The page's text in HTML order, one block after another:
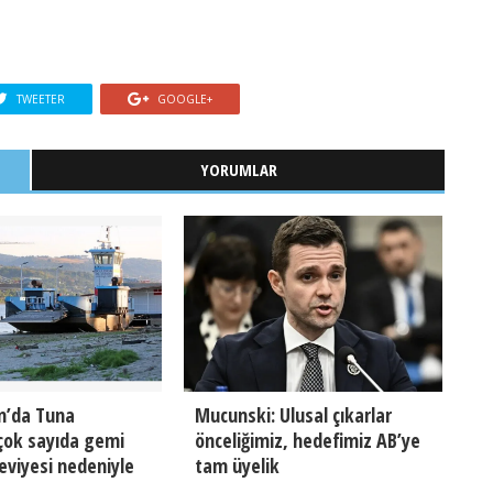
TWEETER GOOGLE+
YORUMLAR
Tuna
sayıda gemi
nedeniyle
Mucunski: Ulusal çıkarlar
önceliğimiz, hedefimiz AB’ye
tam üyelik